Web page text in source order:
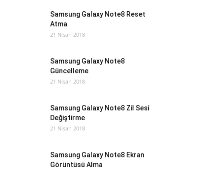
Samsung Galaxy Note8 Reset
Atma
21 Nisan 2018
Samsung Galaxy Note8
Güncelleme
21 Nisan 2018
Samsung Galaxy Note8 Zil Sesi
Değiştirme
21 Nisan 2018
Samsung Galaxy Note8 Ekran
Görüntüsü Alma